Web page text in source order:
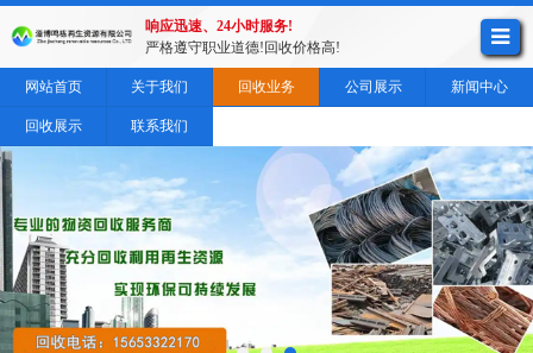
响应迅速、24小时服务!
严格遵守职业道德!回收价格高!
网站首页 关于我们 回收业务 公司展示 新闻中心
回收展示 联系我们